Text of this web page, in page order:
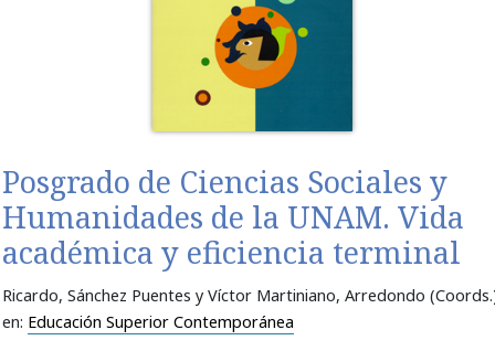
Posgrado de Ciencias Sociales y
Humanidades de la UNAM. Vida
académica y eficiencia terminal
Ricardo, Sánchez Puentes y Víctor Martiniano, Arredondo
en: Educación Superior Contemporánea